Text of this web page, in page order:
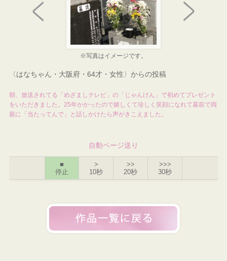
※写真はイメージです。
〈はなちゃん・大阪府・64才・女性〉からの投稿
朝、放送されてる「めざましテレビ」の「じゃんけん」で初めてプレゼント
をいただきました。25年かかったので嬉しくて珍しく笑顔になれて墓前で両
親に「当たってんで」と話しかけたら声がきこえました。
自動ページ送り
■
停止
>
10秒
>>
20秒
>>>
30秒